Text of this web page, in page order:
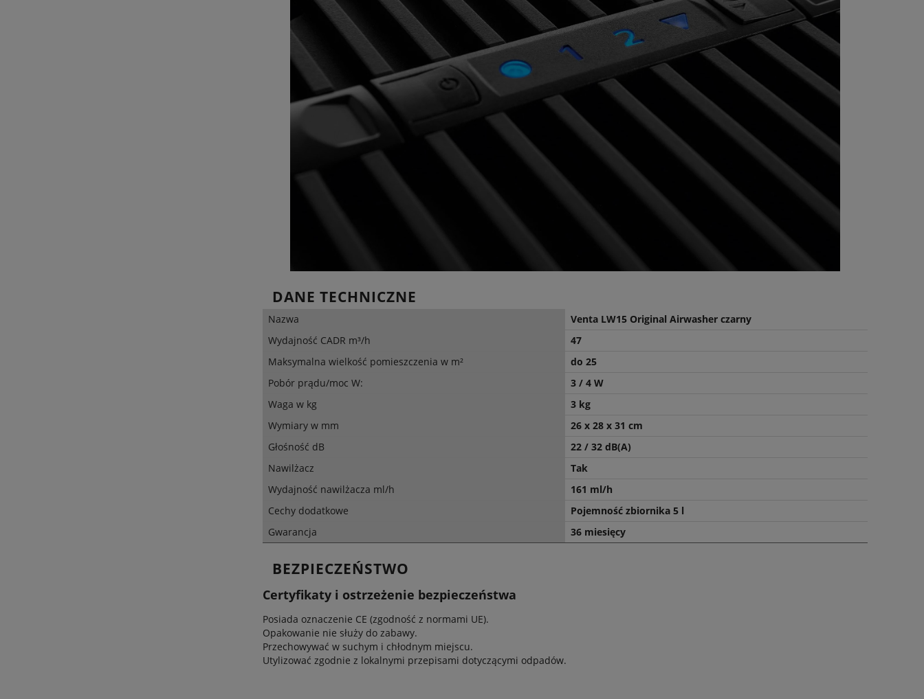
DANE TECHNICZNE
Nazwa
Venta LW15 Original Airwasher czarny
Wydajność CADR m³/h
47
Maksymalna wielkość pomieszczenia w m²
do 25
Pobór prądu/moc W:
3 / 4 W
Waga w kg
3 kg
Wymiary w mm
26 x 28 x 31 cm
Głośność dB
22 / 32 dB(A)
Nawilżacz
Tak
Wydajność nawilżacza ml/h
161 ml/h
Cechy dodatkowe
Pojemność zbiornika 5 l
Gwarancja
36 miesięcy
BEZPIECZEŃSTWO
Certyfikaty i ostrzeżenie bezpieczeństwa
Posiada oznaczenie CE (zgodność z normami UE).
Opakowanie nie służy do zabawy.
Przechowywać w suchym i chłodnym miejscu.
Utylizować zgodnie z lokalnymi przepisami dotyczącymi odpadów.